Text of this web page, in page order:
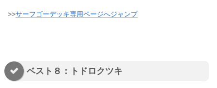
>>サーフゴーデッキ専用ページへジャンプ
ベスト８：トドロクツキ